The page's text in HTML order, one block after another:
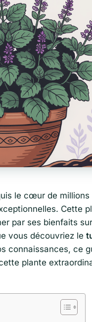
le cœur de millions
Cette
par ses bienfaits
vous découvriez le
connaissances, ce
plante